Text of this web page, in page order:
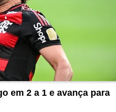
em 2 a 1 e avança para